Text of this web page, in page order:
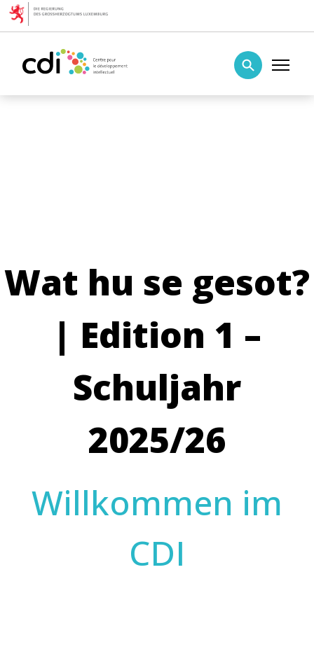
Skip to content
Wat hu se gesot?
| Edition 1 –
Schuljahr
2025/26
Willkommen im
CDI